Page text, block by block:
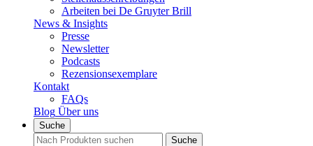
Arbeiten bei De Gruyter Brill
News & Insights
Presse
Newsletter
Podcasts
Rezensionsexemplare
Kontakt
FAQs
Blog Über uns
Suche
Suche